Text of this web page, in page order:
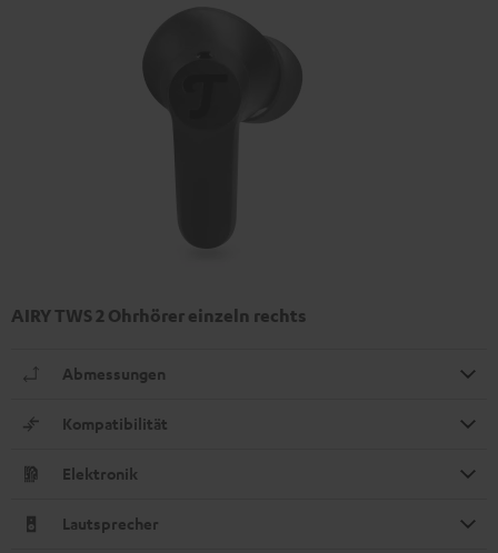
AIRY TWS 2 Ohrhörer einzeln rechts
Abmessungen
Kompatibilität
Elektronik
Lautsprecher